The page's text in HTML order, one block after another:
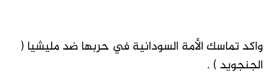
واكد تماسك الأمة السودانية في حربها ضد مليشيا (
الجنجويد ) .